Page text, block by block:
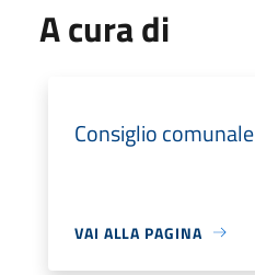
A cura di
Consiglio comunale
VAI ALLA PAGINA